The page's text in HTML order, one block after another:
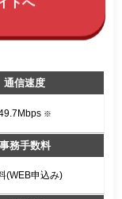
通信速度
※
事務手数料
(WEB申込み)